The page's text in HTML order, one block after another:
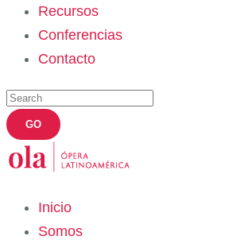
Recursos
Conferencias
Contacto
Inicio
Somos